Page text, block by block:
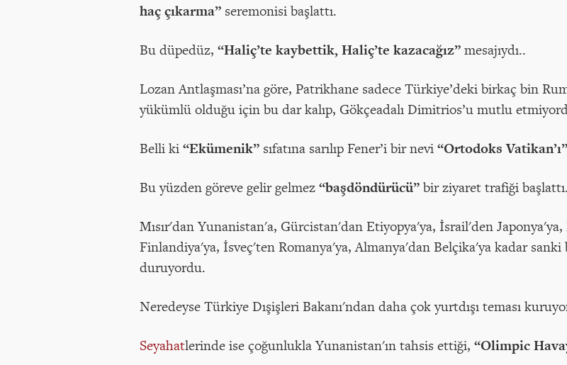
haç çıkarma” seremonisi başlattı.
Bu düpedüz, “Haliç’te kaybettik, Haliç’te kazacağız”mesajıydı..
Lozan Antlaşması’na göre, Patrikhane sadece Türkiye’deki birkaç bin
yükümlü olduğu için bu dar kalıp, Gökçeadalı Dimitrios’u mutlu
Belli ki“Ekümenik” sıfatına sarılıp Fener’i bir nevi“Ortodoks Vatikan’ı”
Bu yüzden göreve gelir gelmez“başdöndürücü”bir ziyaret trafiği başlattı.
Mısır'dan Yunanistan'a, Gürcistan'dan Etiyopya'ya, İsrail'den
Finlandiya'ya, İsveç'ten Romanya'ya, Almanya'dan Belçika'ya kadar sanki
duruyordu.
Neredeyse Türkiye Dışişleri Bakanı'ndan daha çok yurtdışı teması
Seyahatlerinde ise çoğunlukla Yunanistan'ın tahsis ettiği, “Olimpic